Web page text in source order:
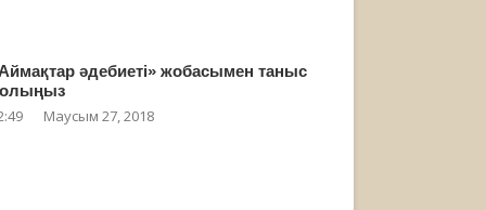
әдебиеті» жобасымен таныс
Маусым 27, 2018